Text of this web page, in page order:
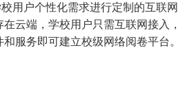
用户个性化需求进行定制的互联网
云端，学校用户只需互联网接入，
服务即可建立校级网络阅卷平台。